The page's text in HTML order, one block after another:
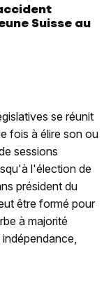
Suisse au
se réunit
fois à élire son ou
sessions
l'élection de
président du
être formé pour
à majorité